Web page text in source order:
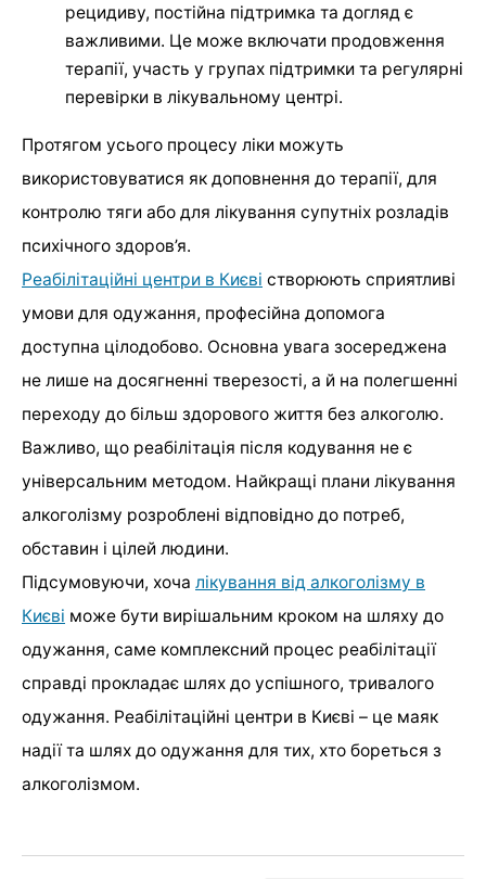
рецидиву, постійна підтримка та догляд є
важливими. Це може включати продовження
терапії, участь у групах підтримки та регулярні
перевірки в лікувальному центрі.
Протягом усього процесу ліки можуть
використовуватися як доповнення до терапії, для
контролю тяги або для лікування супутніх розладів
психічного здоров’я.
Реабілітаційні центри в Києві створюють сприятливі
умови для одужання, професійна допомога
доступна цілодобово. Основна увага зосереджена
не лише на досягненні тверезості, а й на полегшенні
переходу до більш здорового життя без алкоголю.
Важливо, що реабілітація після кодування не є
універсальним методом. Найкращі плани лікування
алкоголізму розроблені відповідно до потреб,
обставин і цілей людини.
Підсумовуючи, хоча лікування від алкоголізму в
Києві може бути вирішальним кроком на шляху до
одужання, саме комплексний процес реабілітації
справді прокладає шлях до успішного, тривалого
одужання. Реабілітаційні центри в Києві – це маяк
надії та шлях до одужання для тих, хто бореться з
алкоголізмом.